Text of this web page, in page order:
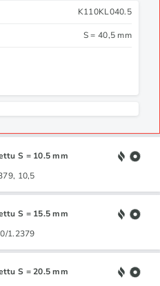
K110KL040.5
S = 40,5 mm
S = 10.5 mm
10,5
S = 15.5 mm
1.2379
S = 20.5 mm